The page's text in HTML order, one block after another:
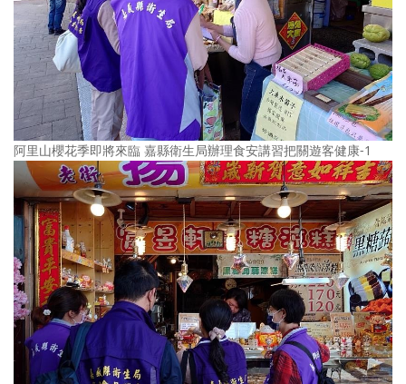
阿里山櫻花季即將來臨 嘉縣衛生局辦理食安講習把關遊客健康-1